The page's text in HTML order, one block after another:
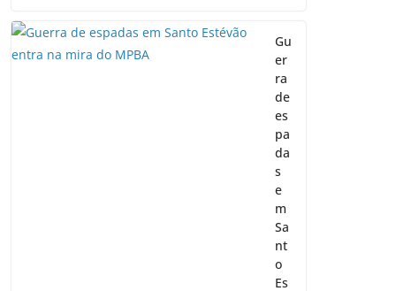
Gu
er
ra
de
es
pa
da
s
e
m
Sa
nt
o
Es